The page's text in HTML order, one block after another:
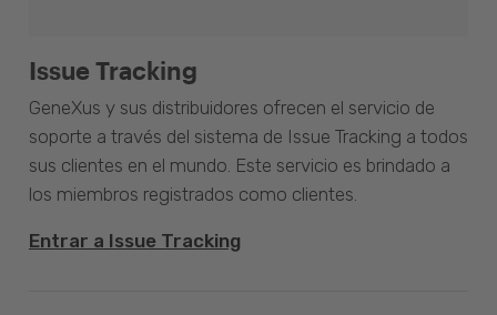
Issue Tracking
GeneXus y sus distribuidores ofrecen el servicio de
soporte a través del sistema de Issue Tracking a todos
sus clientes en el mundo. Este servicio es brindado a
los miembros registrados como clientes.
Entrar a Issue Tracking